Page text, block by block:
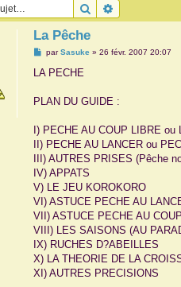
Rechercher
La Pêche
M
s
g
parSasuke »26 févr. 2007 20:07
LA PECHE
PLAN DU GUIDE :
I) PECHE AU COUP LIBRE
II) PECHE AU LANCER ou
III) AUTRES PRISES (Pêche
IV) APPATS
V) LE JEU KOROKORO
VI) ASTUCE PECHE AU
VII) ASTUCE PECHE AU
VIII) LES SAISONS (AU
IX) RUCHES D?ABEILLES
X) LA THEORIE DE LA
XI) AUTRES PRECISIONS